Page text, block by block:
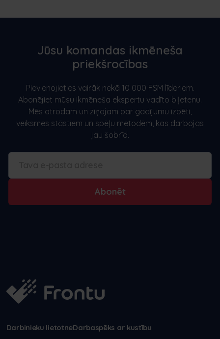
Jūsu komandas ikmēneša
priekšrocības
Pievienojieties vairāk nekā 10 000 FSM līderiem.
Abonējiet mūsu ikmēneša ekspertu vadīto biļetenu.
Mēs atrodam un ziņojam par gadījumu izpēti,
veiksmes stāstiem un spēļu metodēm, kas darbojas
jau šobrīd.
Abonēt
Darbinieku lietotneDarbaspēks ar kustību